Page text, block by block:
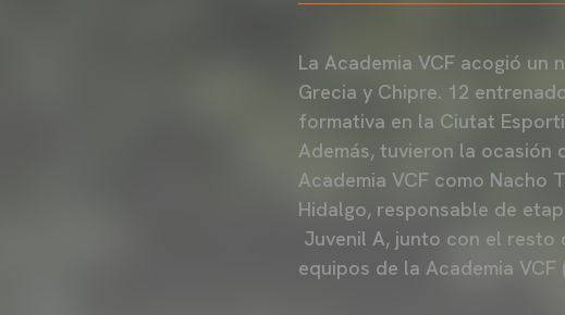
La Academia VCF acogió un
Grecia y Chipre. 12
formativa en la Ciutat
Además, tuvieron la
Academia VCF como Nacho
Hidalgo, responsable de
Juvenil A, junto con el
equipos de la Academia